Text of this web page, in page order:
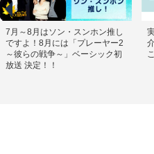
7月～8月はソン・スンホン推し
ですよ！8月には「プレーヤー2
～彼らの戦争～」ベーシック初
放送 決定！！